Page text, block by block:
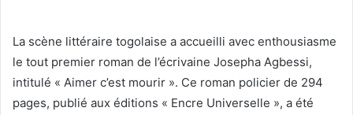
La scène littéraire togolaise a accueilli avec enthousiasme
le tout premier roman de l’écrivaine Josepha Agbessi,
intitulé « Aimer c’est mourir ». Ce roman policier de 294
pages, publié aux éditions « Encre Universelle », a été